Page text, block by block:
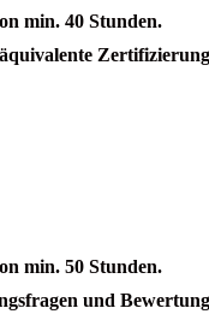
min. 40 Stunden.
min. 50 Stunden.
und